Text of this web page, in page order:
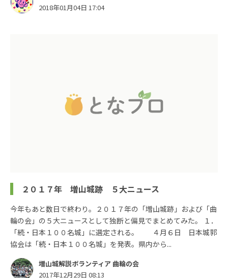
2018年01月04日 17:04
２０１７年 増山城跡 ５大ニュース
今年もあと数日で終わり。２０１７年の「増山城跡」および「曲
輪の会」の５大ニュースとして独断と偏見でまとめてみた。 １．
「続・日本１００名城」に選定される。 ４月６日 日本城郭
協会は「続・日本１００名城」を発表。県内から...
増山城解説ボランティア 曲輪の会
2017年12月29日 08:13